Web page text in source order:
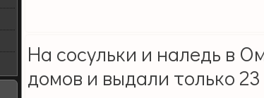
На сосульки и наледь в
домов и выдали только